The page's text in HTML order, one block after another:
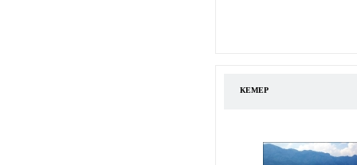
КЕМЕР